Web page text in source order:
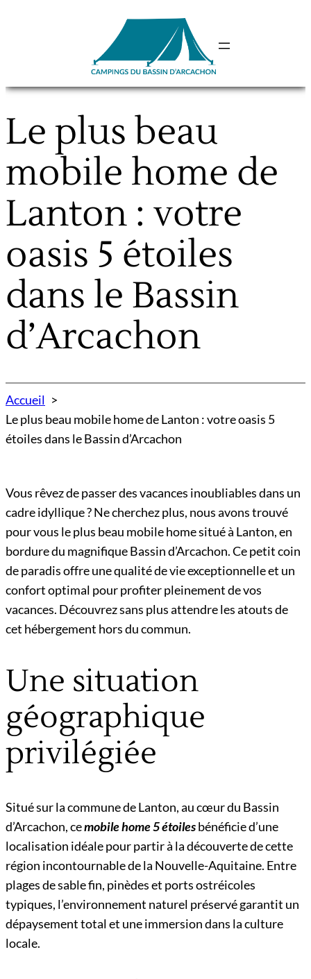
Le plus beau
mobile home de
Lanton : votre
oasis 5 étoiles
dans le Bassin
d’Arcachon
Accueil
Le plus beau mobile home de Lanton : votre oasis 5
étoiles dans le Bassin d’Arcachon
Vous rêvez de passer des vacances inoubliables dans un
cadre idyllique ? Ne cherchez plus, nous avons trouvé
pour vous le plus beau mobile home situé à Lanton, en
bordure du magnifique Bassin d’Arcachon. Ce petit coin
de paradis offre une qualité de vie exceptionnelle et un
confort optimal pour profiter pleinement de vos
vacances. Découvrez sans plus attendre les atouts de
cet hébergement hors du commun.
Une situation
géographique
privilégiée
Situé sur la commune de Lanton, au cœur du Bassin
d’Arcachon, cemobile home 5 étoilesbénéficie d’une
localisation idéale pour partir à la découverte de cette
région incontournable de la Nouvelle-Aquitaine. Entre
plages de sable fin, pinèdes et ports ostréicoles
typiques, l’environnement naturel préservé garantit un
dépaysement total et une immersion dans la culture
locale.